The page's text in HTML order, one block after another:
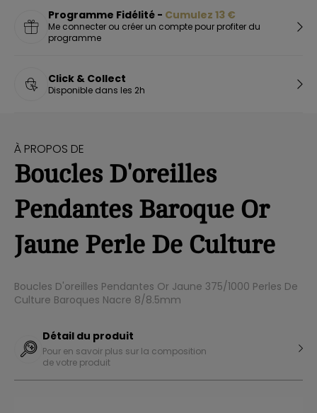
Programme Fidélité - Cumulez 13 €
Me connecter ou créer un compte pour profiter du
programme
Click & Collect
Disponible dans les 2h
À PROPOS DE
Boucles D'oreilles
Pendantes Baroque Or
Jaune Perle De Culture
Boucles D'oreilles Pendantes Or Jaune 375/1000 Perles De
Culture Baroques Nacre 8/8.5mm
Détail du produit
Pour en savoir plus sur la composition
de votre produit